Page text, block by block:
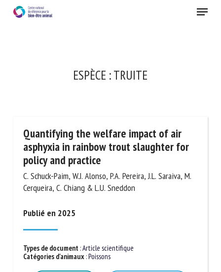
Menu
ESPÈCE :TRUITE
Quantifying the welfare impact of air
asphyxia in rainbow trout slaughter for
policy and practice
C. Schuck-Paim, W.J. Alonso, P.A. Pereira, J.L. Saraiva, M.
Cerqueira, C. Chiang & L.U. Sneddon
Publié en 2025
Types de document:Article scientifique
Catégories d'animaux:Poissons
RECEVEZ CHAQUE MOIS GRATUITEMENT
LES DERNIÈRES ACTUALITÉS SUR LE BIEN-ÊTRE
Select language
Veuillez remplir le formulaire ci-dessous pour vous inscrire à
Nom *